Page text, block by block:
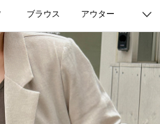
ブラウス アウター